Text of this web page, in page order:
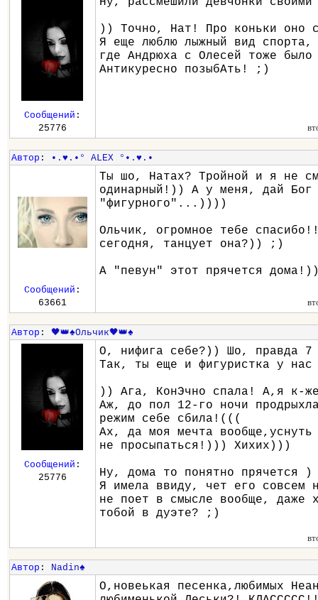
)) Точно, Нат! Про коньки оно
Я еще люблю лыжный вид
где Андрюха с Олесей тоже
Антикуресно позыбАть! ;)
Сообщений :
25776
Автор : •.♥.•° ALEX °•.♥.•
Ты шо, Натах? Тройной и я не
одинарный!)) А у меня, дай Бог
"фигурного"...))))
Ольчик, огромное тебе
сегодня, танцует она?)) ;)
А "певун" этот прячется
Сообщений :
63661
Автор : 🖤👑♠️Ольчик🖤👑♠️
О, нифига себе?)) Шо, правда
Так, ты еще и фигуристка у нас
)) Ага, КонЭчно спала! А,я к-
Аж, до пол 12-го ночи
режим себе сбила!(((
Ах, да моя мечта
не просыпаться!))) Хихих)))
Ну, дома то понятно прячется )
Я имела ввиду, чет его совсем
не поет в смысле вообще, даже
тобой в дуэте? ;)
Сообщений :
25776
Автор : Nadin♠
О,новеькая песенка,любимых